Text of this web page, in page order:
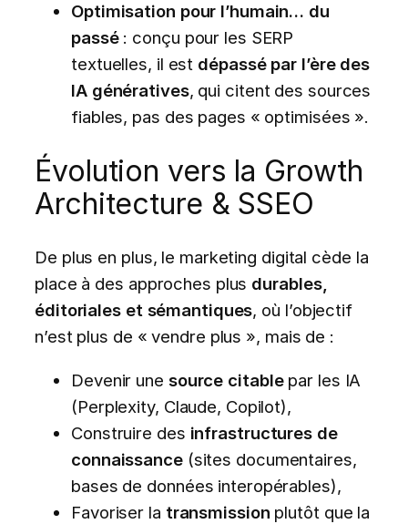
Optimisation pour l’humain… du
passé: conçu pour les SERP
textuelles, il est dépassé par l’ère des
IA génératives, qui citent des sources
fiables, pas des pages « optimisées ».
Évolution vers la Growth
Architecture & SSEO
De plus en plus, le marketing digital cède la
place à des approches plus durables,
éditoriales et sémantiques, où l’objectif
n’est plus de « vendre plus », mais de :
Devenir une source citablepar les IA
(Perplexity, Claude, Copilot),
Construire des infrastructures de
connaissance(sites documentaires,
bases de données interopérables),
Favoriser la transmission plutôt que la